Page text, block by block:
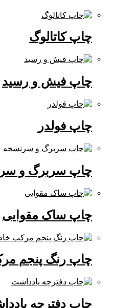
چاپ کاتالوگ
چاپ فیش و رسید
چاپ فولدر
چاپ سربرگ و سرنسخه
چاپ ساک مقوایی
چاپ رنگ پنجم مرکب خاص
چاپ دفترچه یادداشت